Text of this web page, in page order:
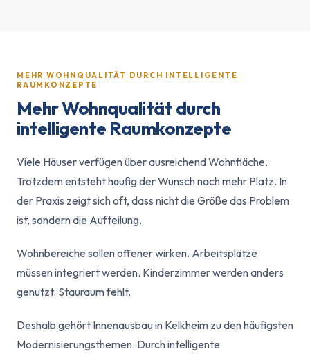
MEHR WOHNQUALITÄT DURCH INTELLIGENTE
RAUMKONZEPTE
Mehr Wohnqualität durch
intelligente Raumkonzepte
Viele Häuser verfügen über ausreichend Wohnfläche.
Trotzdem entsteht häufig der Wunsch nach mehr Platz. In
der Praxis zeigt sich oft, dass nicht die Größe das Problem
ist, sondern die Aufteilung.
Wohnbereiche sollen offener wirken. Arbeitsplätze
müssen integriert werden. Kinderzimmer werden anders
genutzt. Stauraum fehlt.
Deshalb gehört Innenausbau in Kelkheim zu den häufigsten
Modernisierungsthemen. Durch intelligente